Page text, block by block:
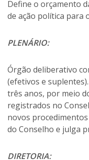
Define o orçamento
de ação política para
PLENÁRIO:
Órgão deliberativo
(efetivos e
três anos, por meio
registrados no
novos
do Conselho e julga
DIRETORIA: